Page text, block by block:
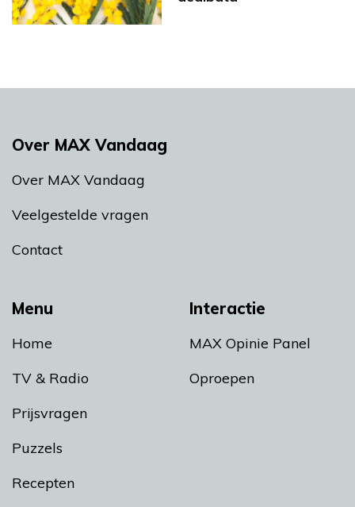
Menu
Home
TV & Radio
Prijsvragen
Puzzels
Recepten
Interactie
MAX Opinie Panel
Oproepen
Over MAX Vandaag
Over MAX Vandaag
Veelgestelde vragen
Contact